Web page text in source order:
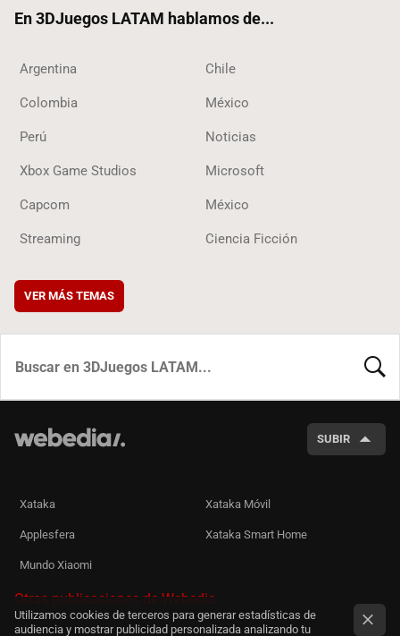
En 3DJuegos LATAM hablamos de...
Argentina Chile
Colombia México
Perú Noticias
Xbox Game Studios Microsoft
Capcom México
Streaming Ciencia Ficción
VER MÁS TEMAS
SUBIR
Xataka Xataka Móvil
Applesfera Xataka Smart Home
Mundo Xiaomi
Otras publicaciones de Webedia
Utilizamos cookies de terceros para generar estadísticas de
audiencia y mostrar publicidad personalizada analizando tu